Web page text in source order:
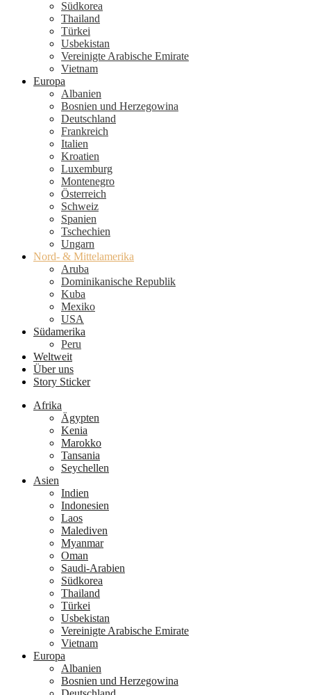
Südkorea
Thailand
Türkei
Usbekistan
Vereinigte Arabische Emirate
Vietnam
Europa
Albanien
Bosnien und Herzegowina
Deutschland
Frankreich
Italien
Kroatien
Luxemburg
Montenegro
Österreich
Schweiz
Spanien
Tschechien
Ungarn
Nord- & Mittelamerika
Aruba
Dominikanische Republik
Kuba
Mexiko
USA
Südamerika
Peru
Weltweit
Über uns
Story Sticker
Afrika
Ägypten
Kenia
Marokko
Tansania
Seychellen
Asien
Indien
Indonesien
Laos
Malediven
Myanmar
Oman
Saudi-Arabien
Südkorea
Thailand
Türkei
Usbekistan
Vereinigte Arabische Emirate
Vietnam
Europa
Albanien
Bosnien und Herzegowina